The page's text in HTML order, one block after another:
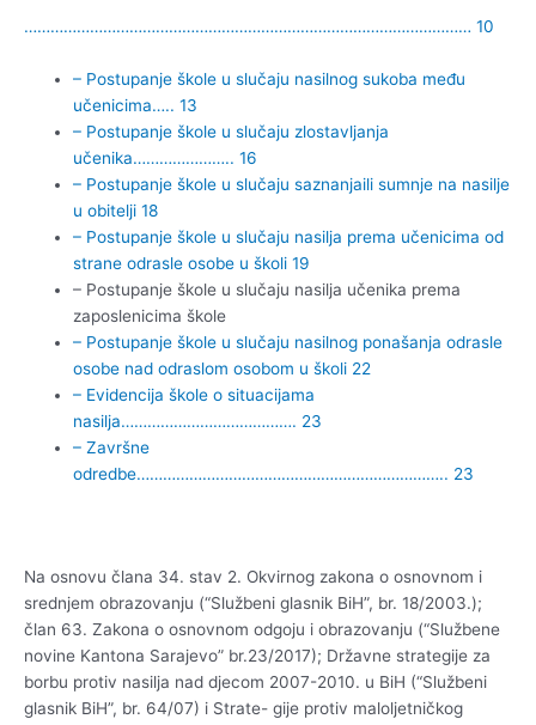
………………………………………………………………………………………… 10
– Postupanje škole u slučaju nasilnog sukoba među
učenicima….. 13
– Postupanje škole u slučaju zlostavljanja
učenika………………….. 16
– Postupanje škole u slučaju saznanjaili sumnje na nasilje
u obitelji 18
– Postupanje škole u slučaju nasilja prema učenicima od
strane odrasle osobe u školi 19
– Postupanje škole u slučaju nasilja učenika prema
zaposlenicima škole
– Postupanje škole u slučaju nasilnog ponašanja odrasle
osobe nad odraslom osobom u školi 22
– Evidencija škole o situacijama
nasilja…………………………………. 23
– Završne
odredbe…………………………………………………………….. 23
Na osnovu člana 34. stav 2. Okvirnog zakona o osnovnom i
srednjem obrazovanju (“Službeni glasnik BiH”, br. 18/2003.);
član 63. Zakona o osnovnom odgoju i obrazovanju (“Službene
novine Kantona Sarajevo” br.23/2017); Državne strategije za
borbu protiv nasilja nad djecom 2007-2010. u BiH (“Službeni
glasnik BiH”, br. 64/07) i Strate- gije protiv maloljetničkog